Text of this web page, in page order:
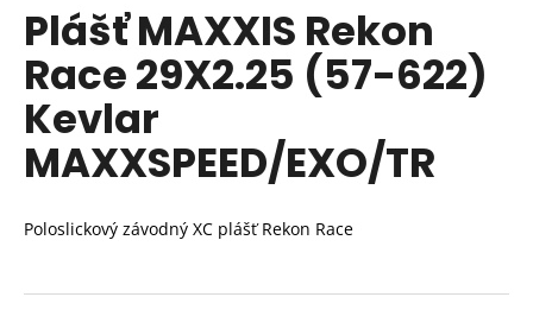
produktu
je
0,0
5
hviezdičiek.
Plášť MAXXIS Rekon
Race 29X2.25 (57-622)
Kevlar
MAXXSPEED/EXO/TR
Poloslickový závodný XC plášť Rekon Race